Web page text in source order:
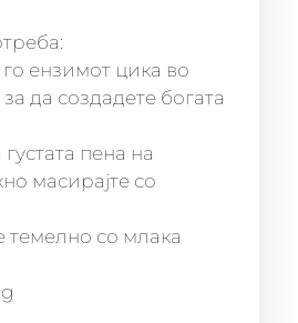
го ензимот цика во
да создадете богата
густата пена на
масирајте со
темелно со млака